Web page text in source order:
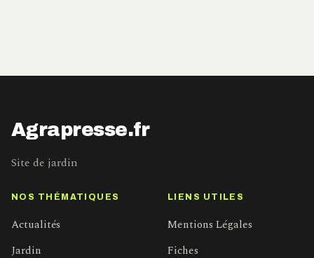
Agrapresse.fr
Site de jardin
NOS THÉMATIQUES
Actualités
Jardin
LIENS UTILES
Mentions Légales
Fiches